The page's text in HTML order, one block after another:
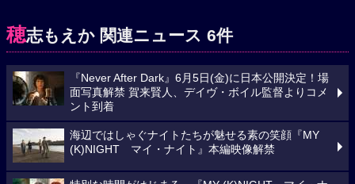
穂志もえか 関連ニュース 6件
『Never After Dark』6月5日(金)に日本公開決定！場
面写真解禁 賀来賢人、デイヴ・ボイル監督よりコメ
ント到着
海辺ではしゃぐナイトたちが魅せる素の笑顔『MY
(K)NIGHT マイ・ナイト』本編映像解禁